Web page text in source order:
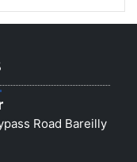
Road Bareilly